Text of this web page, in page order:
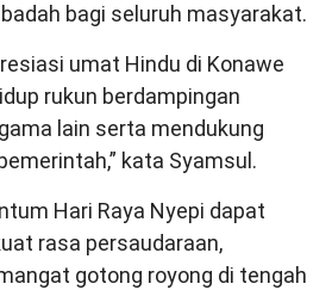
bagi seluruh masyarakat.
umat Hindu di Konawe
rukun berdampingan
lain serta mendukung
kata Syamsul.
Hari Raya Nyepi dapat
rasa persaudaraan,
gotong royong di tengah